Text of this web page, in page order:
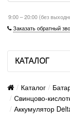
9:00 – 20:00 (без
Заказать обратный
КАТАЛОГ
Каталог
Свинцово-
Аккумулятор